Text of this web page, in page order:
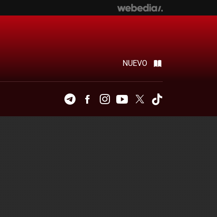
NUEVO
TelegramFacebookInstagramYoutubeTwitter